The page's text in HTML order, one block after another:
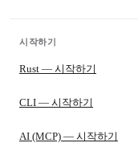
시작하기
Rust — 시작하기
CLI — 시작하기
AI (MCP) — 시작하기